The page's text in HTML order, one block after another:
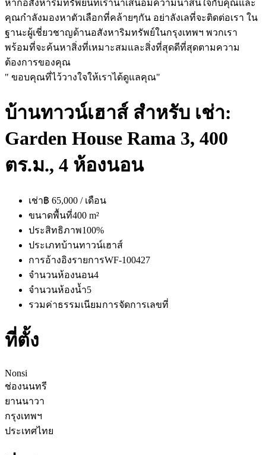
หากอสังหาริมทรัพย์นี้ที่เรานำเสนอมีความน่าสนใจกับคุณและ
คุณกำลังมองหาตัวเลือกที่คล้ายๆกัน อย่าลังเลที่จะติดต่อเรา ใน
ฐานะผู้เชี่ยวชาญด้านอสังหาริมทรัพย์ในกรุงเทพฯ พวกเรา
พร้อมที่จะค้นหาสิ่งที่เหมาะสมและสิ่งที่สุดดีที่สุดตามความ
ต้องการของคุณ
" ขอบคุณที่ไว้วางใจให้เราได้ดูแลคุณ"
บ้านทาวน์เฮาส์ สำหรับ เช่า:
Garden House Rama 3, 400
ตร.ม., 4 ห้องนอน
เช่า฿ 65,000 / เดือน
ขนาดพื้นที่400 m²
ประสิทธิภาพ100%
ประเภทบ้านทาวน์เฮาส์
การอ้างอิงรายการWF-100427
จำนวนห้องนอน4
จำนวนห้องน้ำ5
รวมค่าธรรมเนียมการจัดการเลขที่
ที่ตั้ง
Nonsi
ช่องนนทรี
ยานนาวา
กรุงเทพฯ
ประเทศไทย